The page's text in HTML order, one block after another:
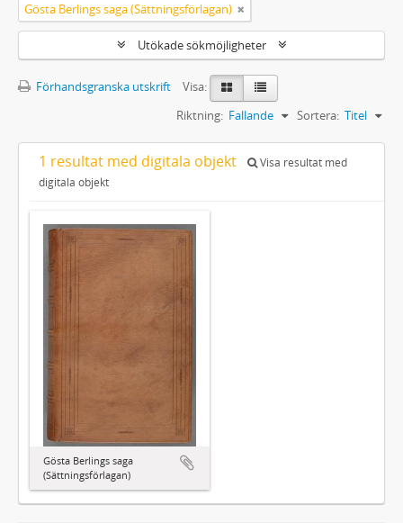
Gösta Berlings saga (Sättningsförlagan)
Utökade sökmöjligheter
Förhandsgranska utskrift
Visa:
Sortera: Titel
Riktning: Fallande
1 resultat med digitala objekt
Visa resultat med
digitala objekt
Gösta Berlings saga
(Sättningsförlagan)